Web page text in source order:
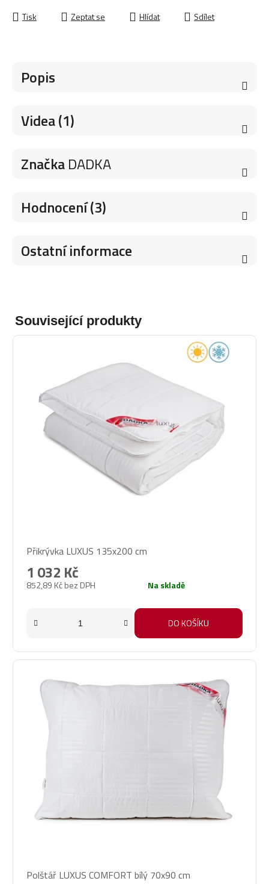
Tisk Zeptat se Hlídat Sdílet
Popis
Videa (1)
ZnačkaDADKA
Hodnocení (3)
Ostatní informace
Související produkty
hodnocení
produktu
je
Přikrývka LUXUS 135x200 cm
852,89 Kč bez DPH
1 032 Kč
Na skladě
DO KOŠÍKU
hodnocení
Polštář LUXUS COMFORT bílý 70x90 cm